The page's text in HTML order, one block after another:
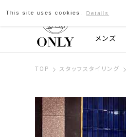
京都発の
メンズ
TOP スタッフスタイリング
This site uses cookies. Details